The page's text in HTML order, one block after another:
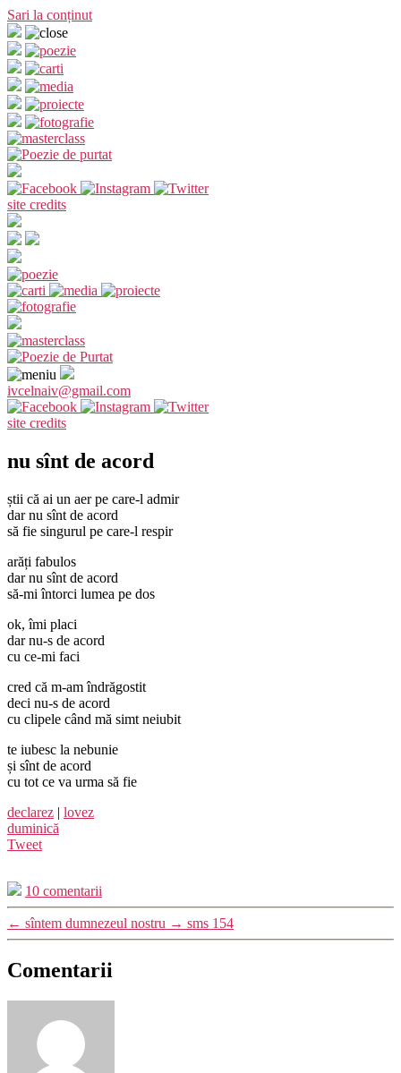
Sari la conținut
site credits
ivcelnaiv@gmail.com
site credits
nu sînt de acord
știi că ai un aer pe care-l admir
dar nu sînt de acord
să fie singurul pe care-l respir
arăți fabulos
dar nu sînt de acord
să-mi întorci lumea pe dos
ok, îmi placi
dar nu-s de acord
cu ce-mi faci
cred că m-am îndrăgostit
deci nu-s de acord
cu clipele când mă simt neiubit
te iubesc la nebunie
și sînt de acord
cu tot ce va urma să fie
declarez | lovez
duminică
Tweet
10 comentarii
← sîntem dumnezeul nostru → sms 154
Comentarii